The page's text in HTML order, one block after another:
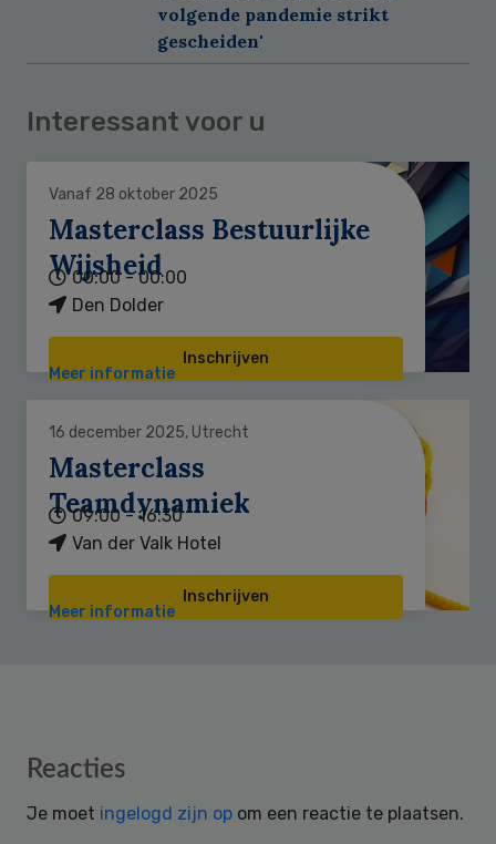
volgende pandemie strikt
gescheiden'
Interessant voor u
Vanaf 28 oktober 2025
Masterclass Bestuurlijke
Wijsheid
00:00 - 00:00
Den Dolder
Inschrijven
Meer informatie
16 december 2025, Utrecht
Masterclass
Teamdynamiek
09:00 - 16:30
Van der Valk Hotel
Inschrijven
Meer informatie
Reader
Reacties
Je moet ingelogd zijn op om een reactie te plaatsen.